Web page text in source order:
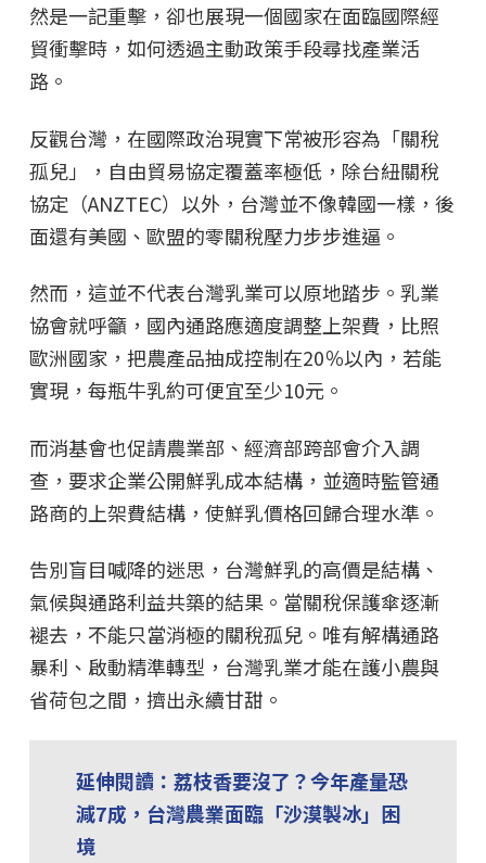
然是一記重擊，卻也展現一個國家在面臨國際經
貿衝擊時，如何透過主動政策手段尋找產業活
路。
反觀台灣，在國際政治現實下常被形容為「關稅
孤兒」，自由貿易協定覆蓋率極低，除台紐關稅
協定（ANZTEC）以外，台灣並不像韓國一樣，後
面還有美國、歐盟的零關稅壓力步步進逼。
然而，這並不代表台灣乳業可以原地踏步。乳業
協會就呼籲，國內通路應適度調整上架費，比照
歐洲國家，把農產品抽成控制在20％以內，若能
實現，每瓶牛乳約可便宜至少10元。
而消基會也促請農業部、經濟部跨部會介入調
查，要求企業公開鮮乳成本結構，並適時監管通
路商的上架費結構，使鮮乳價格回歸合理水準。
告別盲目喊降的迷思，台灣鮮乳的高價是結構、
氣候與通路利益共築的結果。當關稅保護傘逐漸
褪去，不能只當消極的關稅孤兒。唯有解構通路
暴利、啟動精準轉型，台灣乳業才能在護小農與
省荷包之間，擠出永續甘甜。
延伸閱讀： 荔枝香要沒了？今年產量恐
減7成，台灣農業面臨「沙漠製冰」困
境